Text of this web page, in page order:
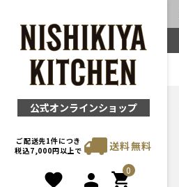
公式オンラインショップ
ご配送先1件につき
税込7,000円以上で
送料無料
favorite person 0
shopping_cart